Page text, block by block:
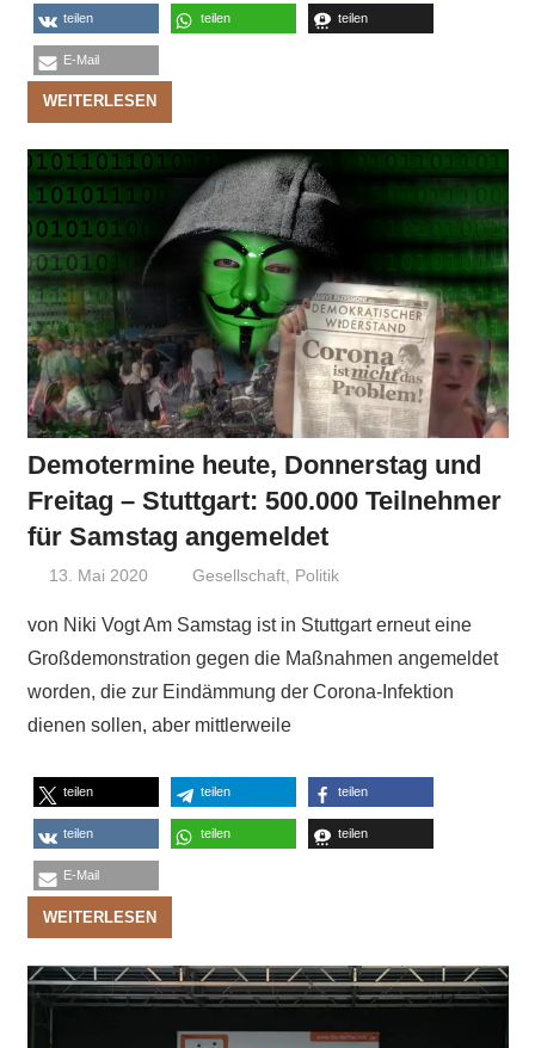
teilen teilen teilen
E-Mail
WEITERLESEN
Demotermine heute, Donnerstag und
Freitag – Stuttgart: 500.000 Teilnehmer
für Samstag angemeldet
13. Mai 2020 Niki Vogt
Gesellschaft, Politik
von Niki Vogt Am Samstag ist in Stuttgart erneut eine
Großdemonstration gegen die Maßnahmen angemeldet
worden, die zur Eindämmung der Corona-Infektion
dienen sollen, aber mittlerweile
teilen teilen teilen
teilen teilen teilen
E-Mail
WEITERLESEN